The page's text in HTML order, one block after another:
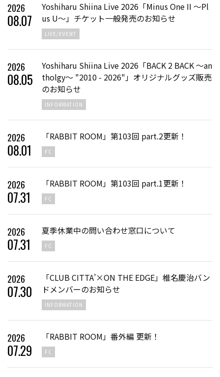
2026
08.07
Yoshiharu Shiina Live 2026「Minus One II ～Pl
us U～」チケット一般発売のお知らせ
LIVE/EVENT
2026
08.05
Yoshiharu Shiina Live 2026「BACK 2 BACK 〜an
tholgy〜 "2010 - 2026"」オリジナルグッズ販売
のお知らせ
INFORMATION
2026
08.01
「RABBIT ROOM」第103回 part.2更新！
FC
2026
07.31
「RABBIT ROOM」第103回 part.1更新！
FC
2026
07.31
夏季休業中の問い合わせ窓口について
FC
2026
07.30
「CLUB CITTA’×ON THE EDGE」椎名慶治バン
ドメンバーのお知らせ
INFORMATION
2026
07.29
「RABBIT ROOM」番外編 更新！
FC